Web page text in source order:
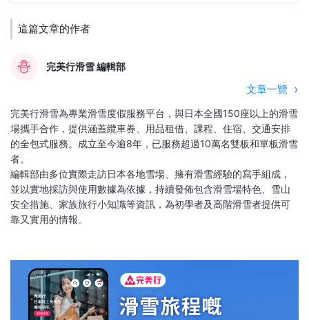
這篇文章的作者
完美行滑雪 編輯部
文章一覽
完美行滑雪為專業滑雪度假服務平台，與日本全國150座以上的滑雪
場攜手合作，提供涵蓋纜車券、用品租借、課程、住宿、交通安排
的全包式服務。成立至今逾8年，已服務超過10萬名雙板和單板滑雪
者。
編輯部由多位實際走訪日本各地雪場、擁有滑雪經驗的寫手組成，
並以實地採訪與使用數據為依據，持續發佈包含滑雪場特色、雪山
安全措施、家族旅行小知識等資訊，為初學者及高階滑雪者提供可